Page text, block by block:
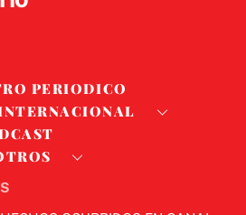
PERIODICO